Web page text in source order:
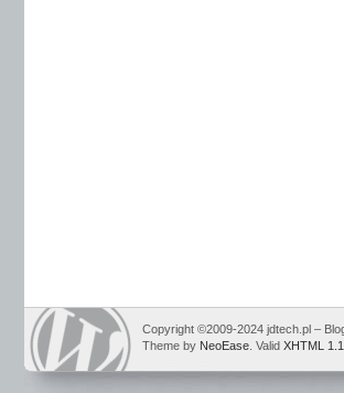
Copyright ©2009-2024 jdtech.pl –
Theme by NeoEase . Valid XHTML 1.1